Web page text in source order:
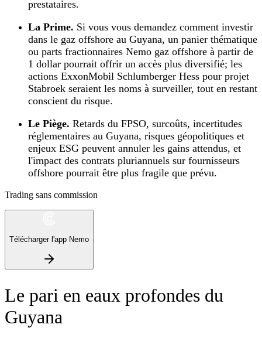
prestataires.
La Prime. Si vous vous demandez comment investir
dans le gaz offshore au Guyana, un panier thématique
ou parts fractionnaires Nemo gaz offshore à partir de
1 dollar pourrait offrir un accès plus diversifié; les
actions ExxonMobil Schlumberger Hess pour projet
Stabroek seraient les noms à surveiller, tout en restant
conscient du risque.
Le Piège. Retards du FPSO, surcoûts, incertitudes
réglementaires au Guyana, risques géopolitiques et
enjeux ESG peuvent annuler les gains attendus, et
l'impact des contrats pluriannuels sur fournisseurs
offshore pourrait être plus fragile que prévu.
Trading sans commission
Télécharger l'app Nemo
Le pari en eaux profondes du
Guyana